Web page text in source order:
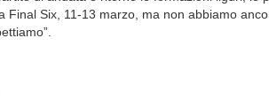
Final Six, 11-13 marzo, ma non abbiamo